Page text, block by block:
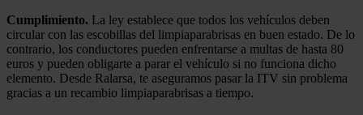
Cumplimiento. La ley establece que todos los vehículos deben
circular con las escobillas del limpiaparabrisas en buen estado. De lo
contrario, los conductores pueden enfrentarse a multas de hasta 80
euros y pueden obligarte a parar el vehículo si no funciona dicho
elemento. Desde Ralarsa, te aseguramos pasar la ITV sin problema
gracias a un recambio limpiaparabrisas a tiempo.